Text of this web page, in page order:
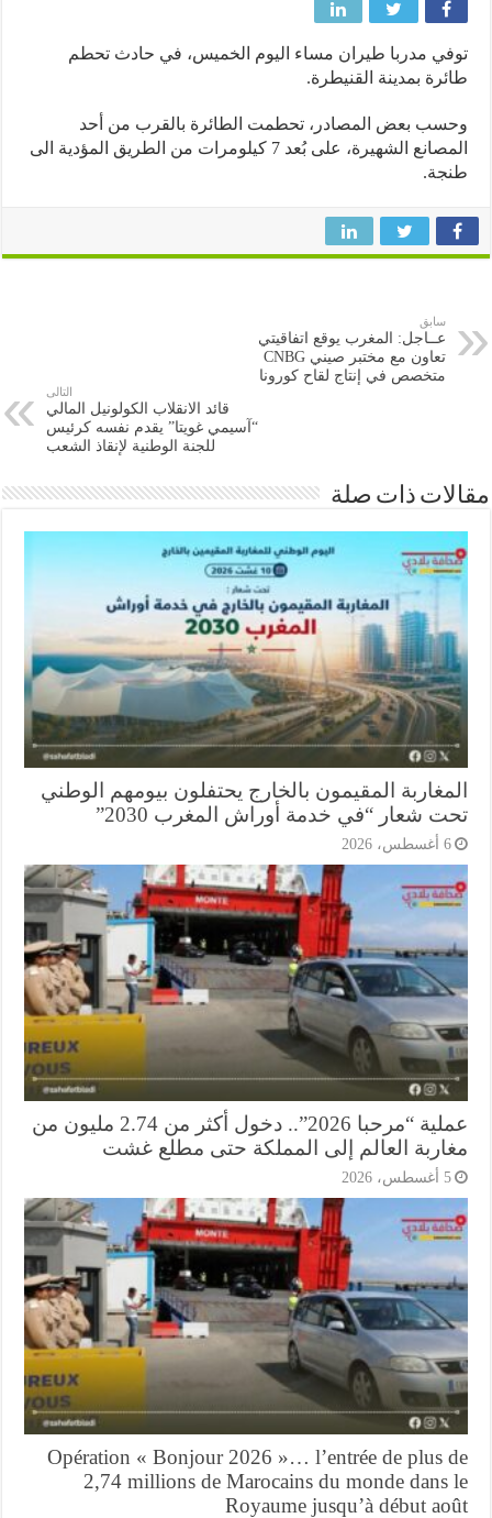
مدربا طيران مساء اليوم الخميس، في حادث تحطم
بمدينة القنيطرة.
بعض المصادر، تحطمت الطائرة بالقرب من أحد
المصانع الشهيرة، على بُعد 7 كيلومرات من الطريق المؤدية الى
عــاجل: المغرب يوقع اتفاقيتي
تعاون مع مختبر صيني CNBG
متخصص في إنتاج لقاح كورونا
قائد الانقلاب الكولونيل المالي
“آسيمي غويتا” يقدم نفسه كرئيس
للجنة الوطنية لإنقاذ الشعب
ذات صلة
المقيمون بالخارج يحتفلون بيومهم الوطني
شعار “في خدمة أوراش المغرب 2030”
عملية “مرحبا 2026”.. دخول أكثر من 2.74 مليون من
العالم إلى المملكة حتى مطلع غشت
Opération « Bonjour 2026 »… l’entrée de plus
2,74 millions de Marocains du monde
Royaume jusqu’à début